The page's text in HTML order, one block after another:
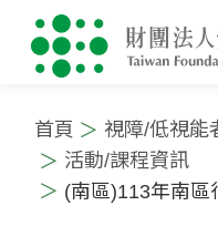
首頁 視障/低視能
活動/課程資訊
(南區)113年南區